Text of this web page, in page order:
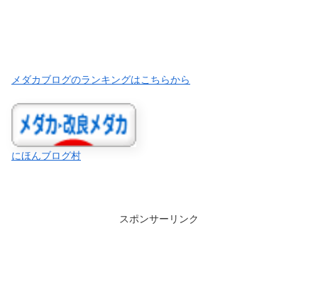
メダカブログのランキングはこちらから
にほんブログ村
スポンサーリンク